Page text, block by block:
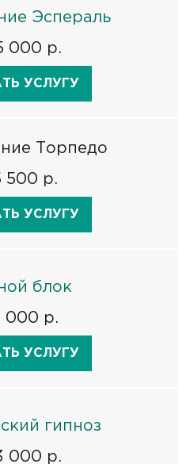
Эспераль
000 р.
УСЛУГУ
Торпедо
500 р.
УСЛУГУ
блок
000 р.
УСЛУГУ
гипноз
000 р.